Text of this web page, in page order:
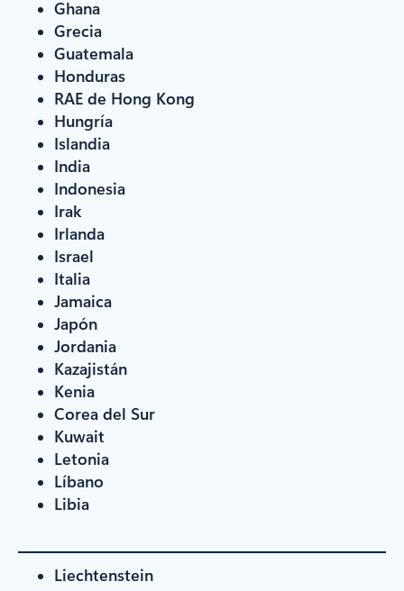
Ghana
Grecia
Guatemala
Honduras
RAE de Hong Kong
Hungría
Islandia
India
Indonesia
Irak
Irlanda
Israel
Italia
Jamaica
Japón
Jordania
Kazajistán
Kenia
Corea del Sur
Kuwait
Letonia
Líbano
Libia
Liechtenstein